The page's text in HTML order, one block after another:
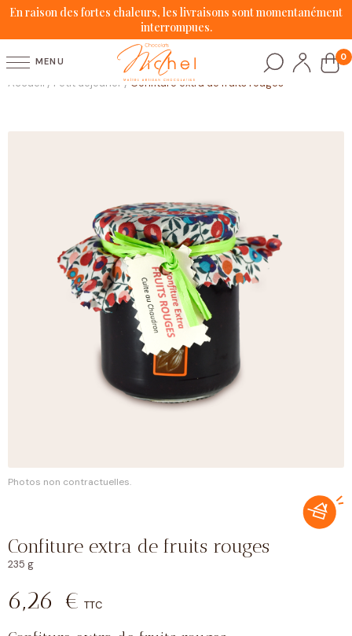
En raison des fortes chaleurs, les livraisons sont momentanément
interrompues.
MENU 0
Accueil / Petit déjeuner /Confiture extra de fruits rouges
Photos non contractuelles.
Confiture extra de fruits rouges
235 g
6,26 € TTC